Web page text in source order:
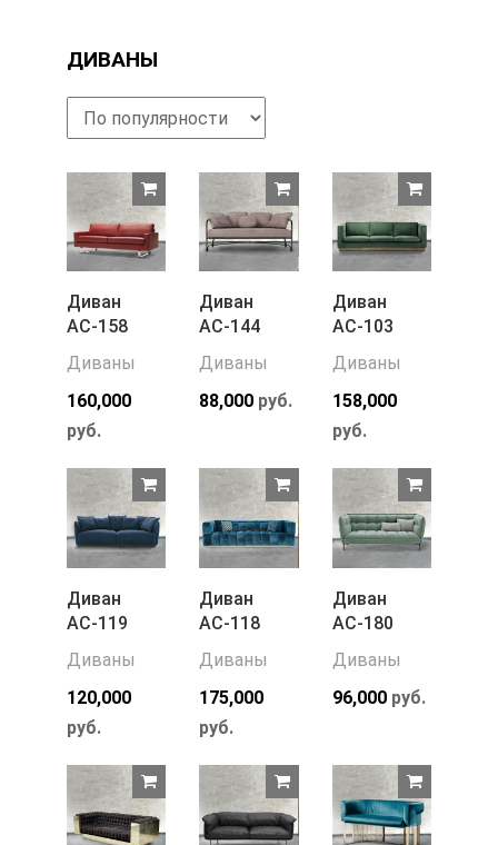
ДИВАНЫ
Диван
АС-158
Диваны
160,000
руб.
Диван
АС-144
Диваны
88,000 руб.
Диван
АС-103
Диваны
158,000
руб.
Диван
АС-119
Диваны
120,000
руб.
Диван
АС-118
Диваны
175,000
руб.
Диван
АС-180
Диваны
96,000руб.